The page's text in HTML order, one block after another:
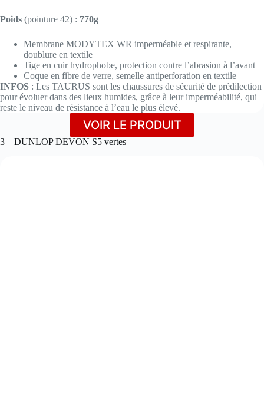
Poids (pointure 42) : 770g
Membrane MODYTEX WR imperméable et respirante,
doublure en textile
Tige en cuir hydrophobe, protection contre l’abrasion à l’avant
Coque en fibre de verre, semelle antiperforation en textile
INFOS : Les TAURUS sont les chaussures de sécurité de prédilection
pour évoluer dans des lieux humides, grâce à leur imperméabilité, qui
reste le niveau de résistance à l’eau le plus élevé.
VOIR LE PRODUIT
3 – DUNLOP DEVON S5 vertes